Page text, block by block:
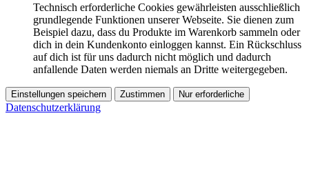
Technisch erforderliche Cookies gewährleisten ausschließlich
grundlegende Funktionen unserer Webseite. Sie dienen zum
Beispiel dazu, dass du Produkte im Warenkorb sammeln oder
dich in dein Kundenkonto einloggen kannst. Ein Rückschluss
auf dich ist für uns dadurch nicht möglich und dadurch
anfallende Daten werden niemals an Dritte weitergegeben.
Einstellungen speichern Zustimmen Nur erforderliche
Datenschutzerklärung